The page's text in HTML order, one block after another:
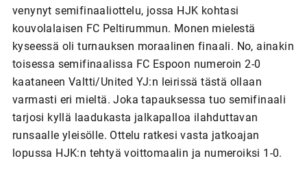
venynyt semifinaaliottelu, jossa HJK kohtasi
kouvolalaisen FC Peltirummun. Monen mielestä
kyseessä oli turnauksen moraalinen finaali. No, ainakin
toisessa semifinaalissa FC Espoon numeroin 2-0
kaataneen Valtti/United YJ:n leirissä tästä ollaan
varmasti eri mieltä. Joka tapauksessa tuo semifinaali
tarjosi kyllä laadukasta jalkapalloa ilahduttavan
runsaalle yleisölle. Ottelu ratkesi vasta jatkoajan
lopussa HJK:n tehtyä voittomaalin ja numeroiksi 1-0.